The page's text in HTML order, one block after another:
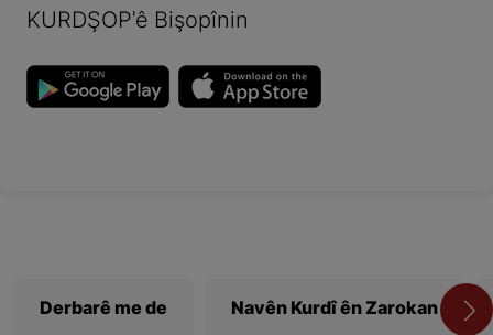
KURDŞOP'ê Bişopînin
Derbarê me de Navên Kurdî ên Zarokan